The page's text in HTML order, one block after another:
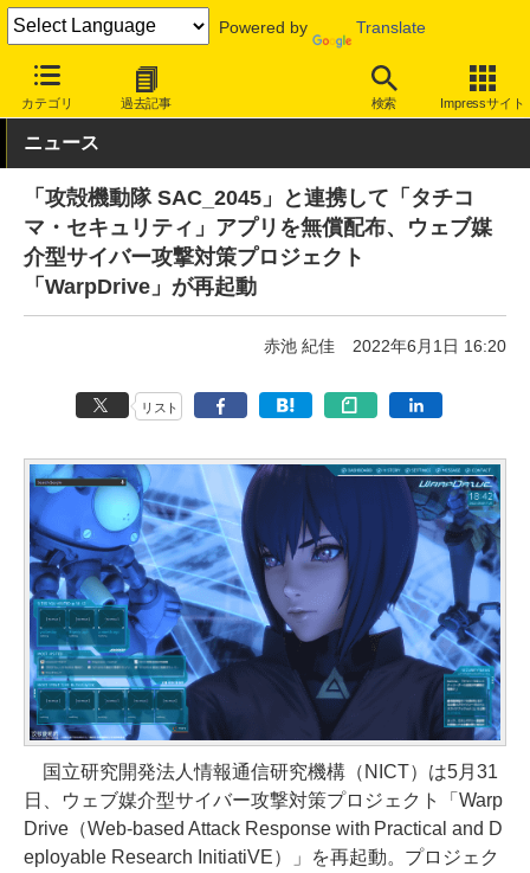
Powered by Translate
カテゴリ 過去記事 検索 Impressサイト
INTERNET Watch トピック 対策ソフト/サービス
ニュース
「攻殻機動隊 SAC_2045」と連携して「タチコ
マ・セキュリティ」アプリを無償配布、ウェブ媒
介型サイバー攻撃対策プロジェクト
「WarpDrive」が再起動
赤池 紀佳 2022年6月1日 16:20
リスト
国立研究開発法人情報通信研究機構（NICT）は5月31
日、ウェブ媒介型サイバー攻撃対策プロジェクト「Warp
Drive（Web-based Attack Response with Practical and D
eployable Research InitiatiVE）」を再起動。プロジェク